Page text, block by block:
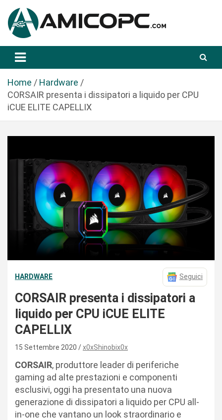
a
Amicopc.com
Home
Hardware
CORSAIR presenta i dissipatori a liquido per CPU
iCUE ELITE CAPELLIX
HARDWARE Seguici
CORSAIR presenta i dissipatori a
liquido per CPU iCUE ELITE
CAPELLIX
15 Settembre 2020 x0xShinobix0x
CORSAIR, produttore leader di periferiche
gaming ad alte prestazioni e componenti
esclusivi, oggi ha presentato una nuova
generazione di dissipatori a liquido per CPU all-
in-one che vantano un look straordinario e